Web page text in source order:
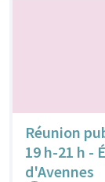
Réunion
19 h-21 h -
d'Avennes